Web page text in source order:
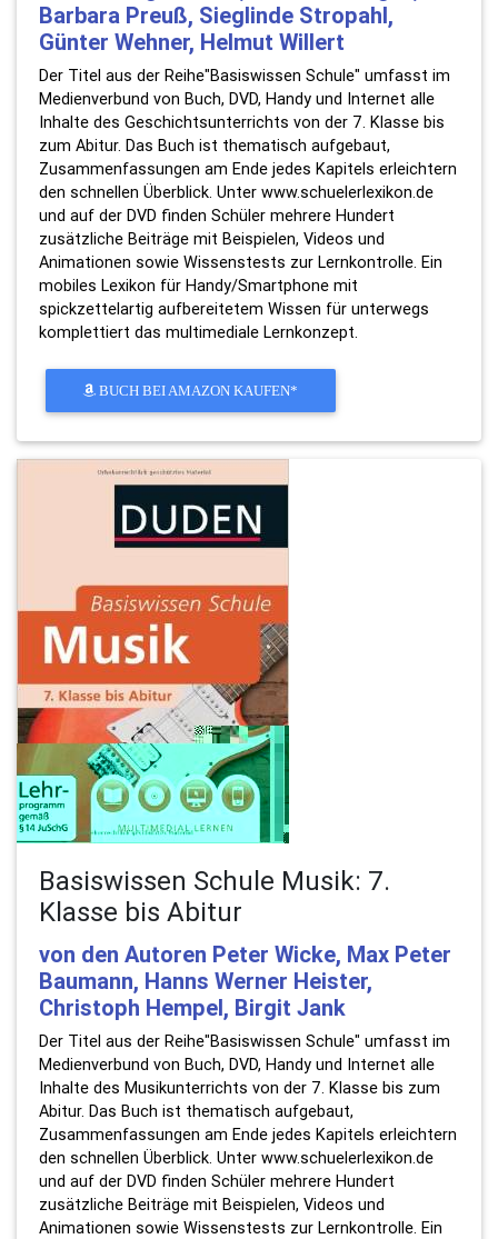
Barbara Preuß, Sieglinde Stropahl,
Günter Wehner, Helmut Willert
Der Titel aus der Reihe"Basiswissen Schule" umfasst im
Medienverbund von Buch, DVD, Handy und Internet alle
Inhalte des Geschichtsunterrichts von der 7. Klasse bis
zum Abitur. Das Buch ist thematisch aufgebaut,
Zusammenfassungen am Ende jedes Kapitels erleichtern
den schnellen Überblick. Unter www.schuelerlexikon.de
und auf der DVD finden Schüler mehrere Hundert
zusätzliche Beiträge mit Beispielen, Videos und
Animationen sowie Wissenstests zur Lernkontrolle. Ein
mobiles Lexikon für Handy/Smartphone mit
spickzettelartig aufbereitetem Wissen für unterwegs
komplettiert das multimediale Lernkonzept.
BUCH BEI AMAZON KAUFEN*
Basiswissen Schule Musik: 7.
Klasse bis Abitur
von den Autoren Peter Wicke, Max Peter
Baumann, Hanns Werner Heister,
Christoph Hempel, Birgit Jank
Der Titel aus der Reihe"Basiswissen Schule" umfasst im
Medienverbund von Buch, DVD, Handy und Internet alle
Inhalte des Musikunterrichts von der 7. Klasse bis zum
Abitur. Das Buch ist thematisch aufgebaut,
Zusammenfassungen am Ende jedes Kapitels erleichtern
den schnellen Überblick. Unter www.schuelerlexikon.de
und auf der DVD finden Schüler mehrere Hundert
zusätzliche Beiträge mit Beispielen, Videos und
Animationen sowie Wissenstests zur Lernkontrolle. Ein